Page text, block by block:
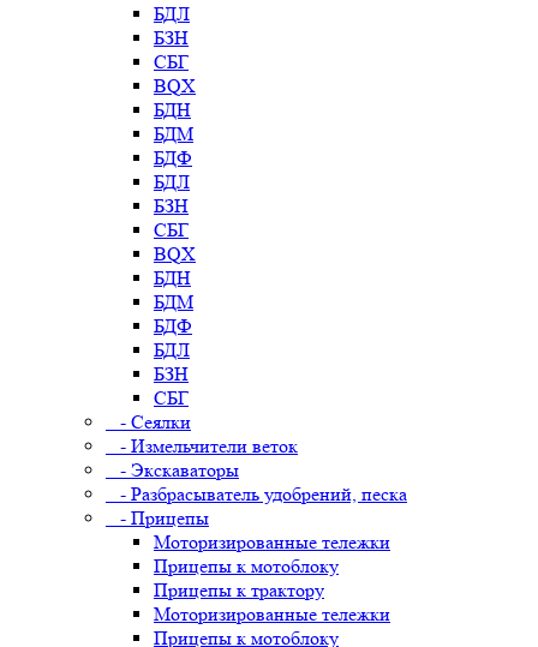
БДЛ
БЗН
СБГ
BQX
БДН
БДМ
БДФ
БДЛ
БЗН
СБГ
BQX
БДН
БДМ
БДФ
БДЛ
БЗН
СБГ
- Сеялки
- Измельчители веток
- Экскаваторы
- Разбрасыватель удобрений, песка
- Прицепы
Моторизированные тележки
Прицепы к мотоблоку
Прицепы к трактору
Моторизированные тележки
Прицепы к мотоблоку